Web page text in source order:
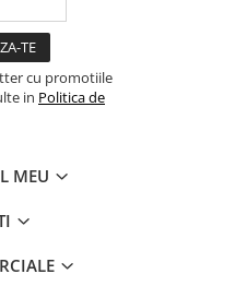
cu promotiile
in Politica de
MEU